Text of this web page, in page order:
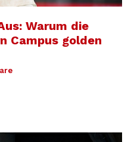
Warum die
Campus golden